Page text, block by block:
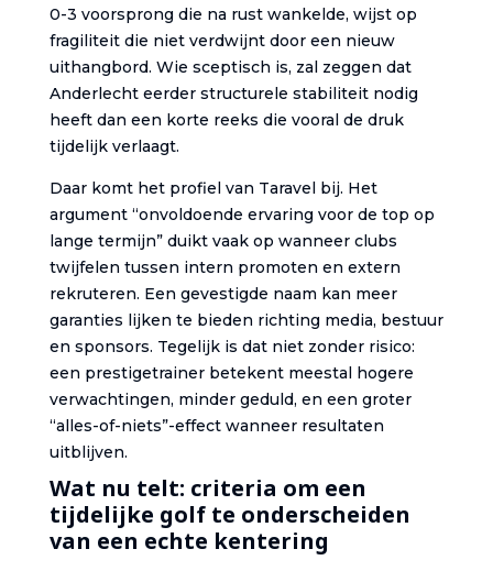
0-3 voorsprong die na rust wankelde, wijst op
fragiliteit die niet verdwijnt door een nieuw
uithangbord. Wie sceptisch is, zal zeggen dat
Anderlecht eerder structurele stabiliteit nodig
heeft dan een korte reeks die vooral de druk
tijdelijk verlaagt.
Daar komt het profiel van Taravel bij. Het
argument “onvoldoende ervaring voor de top op
lange termijn” duikt vaak op wanneer clubs
twijfelen tussen intern promoten en extern
rekruteren. Een gevestigde naam kan meer
garanties lijken te bieden richting media, bestuur
en sponsors. Tegelijk is dat niet zonder risico:
een prestigetrainer betekent meestal hogere
verwachtingen, minder geduld, en een groter
“alles-of-niets”-effect wanneer resultaten
uitblijven.
Wat nu telt: criteria om een
tijdelijke golf te onderscheiden
van een echte kentering